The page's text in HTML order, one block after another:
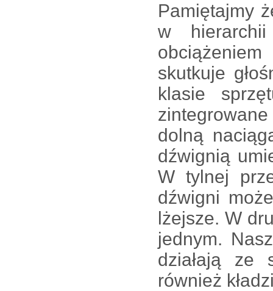
Pamiętajmy
w
skutkuje
klasie
dolną
dźwignią
W tylnej
dźwigni
lżejsze. W
jednym.
działają ze
również